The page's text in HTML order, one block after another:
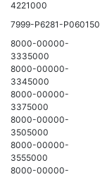
4221000
7999-P6281-P060150
8000-00000-
3335000
8000-00000-
3345000
8000-00000-
3375000
8000-00000-
3505000
8000-00000-
3555000
8000-00000-